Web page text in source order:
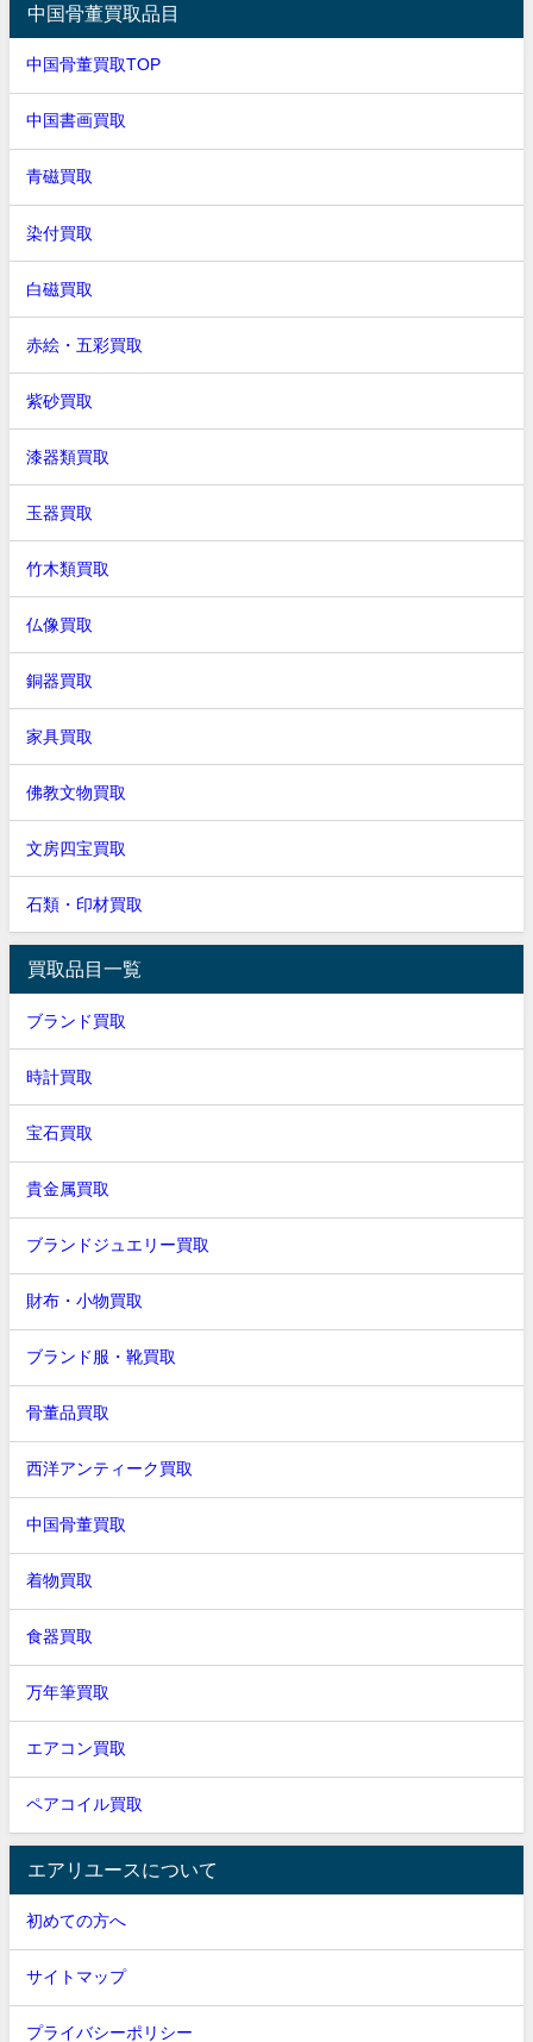
中国骨董買取品目
中国骨董買取TOP
中国書画買取
青磁買取
染付買取
白磁買取
赤絵・五彩買取
紫砂買取
漆器類買取
玉器買取
竹木類買取
仏像買取
銅器買取
家具買取
佛教文物買取
文房四宝買取
石類・印材買取
買取品目一覧
ブランド買取
時計買取
宝石買取
貴金属買取
ブランドジュエリー買取
財布・小物買取
ブランド服・靴買取
骨董品買取
西洋アンティーク買取
中国骨董買取
着物買取
食器買取
万年筆買取
エアコン買取
ペアコイル買取
エアリユースについて
初めての方へ
サイトマップ
プライバシーポリシー